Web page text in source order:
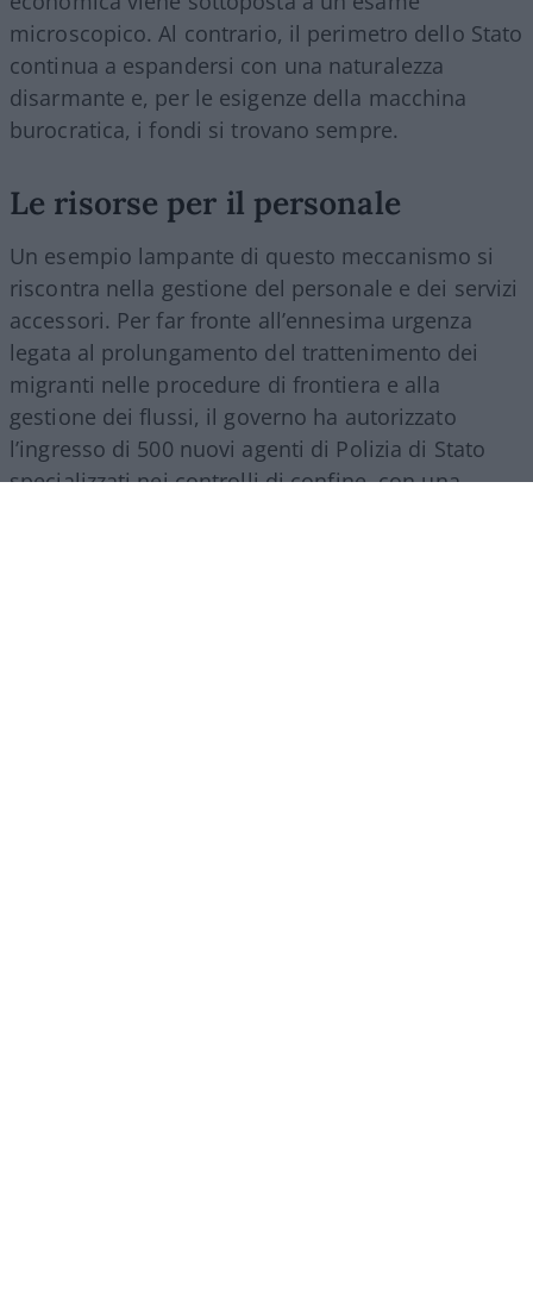
microscopico. Al contrario, il perimetro dello Stato
continua a espandersi con una naturalezza
disarmante e, per le esigenze della macchina
burocratica, i fondi si trovano sempre.
Le risorse per il personale
Un esempio lampante di questo meccanismo si
riscontra nella gestione del personale e dei servizi
accessori. Per far fronte all’ennesima urgenza
legata al prolungamento del trattenimento dei
migranti nelle procedure di frontiera e alla
gestione dei flussi, il governo ha autorizzato
l’ingresso di 500 nuovi agenti di Polizia di Stato
specializzati nei controlli di confine, con una